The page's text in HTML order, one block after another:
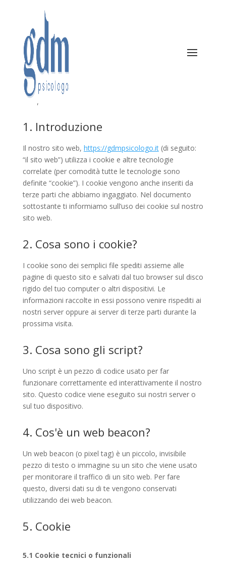
Cookie Policy (UE)
Questa politica sui cookie è stata aggiornata l’ultima
volta il Agosto 29, 2025 e si applica ai cittadini e ai
residenti permanenti legali dello Spazio Economico
Europeo e della Svizzera.
1. Introduzione
Il nostro sito web, https://gdmpsicologo.it(di seguito:
“il sito web”) utilizza i cookie e altre tecnologie
correlate (per comodità tutte le tecnologie sono
definite “cookie”). I cookie vengono anche inseriti da
terze parti che abbiamo ingaggiato. Nel documento
sottostante ti informiamo sull’uso dei cookie sul nostro
sito web.
2. Cosa sono i cookie?
I cookie sono dei semplici file spediti assieme alle
pagine di questo sito e salvati dal tuo browser sul disco
rigido del tuo computer o altri dispositivi. Le
informazioni raccolte in essi possono venire rispediti ai
nostri server oppure ai server di terze parti durante la
prossima visita.
3. Cosa sono gli script?
Uno script è un pezzo di codice usato per far
funzionare correttamente ed interattivamente il nostro
sito. Questo codice viene eseguito sui nostri server o
sul tuo dispositivo.
4. Cos'è un web beacon?
Un web beacon (o pixel tag) è un piccolo, invisibile
pezzo di testo o immagine su un sito che viene usato
per monitorare il traffico di un sito web. Per fare
questo, diversi dati su di te vengono conservati
utilizzando dei web beacon.
5. Cookie
5.1 Cookie tecnici o funzionali